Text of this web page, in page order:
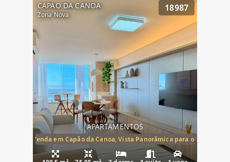
CAPAO DA CANOA
Zona Nova
18987
APARTAMENTOS
Mar à Venda em Capão da Canoa, Vista Panorâmica para o Mar, 2